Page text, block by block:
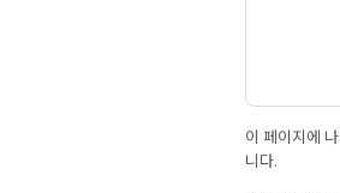
이 페이지에
니다.